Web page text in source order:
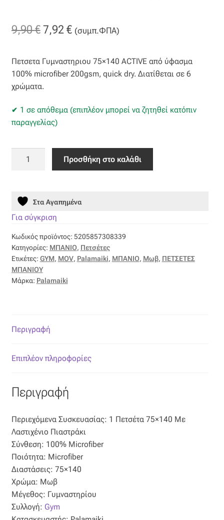
Βελουτέ
Βουάλ
Γάζα
Γκρο
Δίχτυ
Ζακάρ
Καραβόπανο
Λινό
Λονέτα
Μουσελίνα
Οργάντζα
Οργάντζα διπλή
Οργάντζα με κέντημα
Οργάντζα με ταφτά
9,90€Original
was:
7,92 €Η
τιμή
είναι:
(συμπ.ΦΠΑ)
Πετσετα Γυμναστηριου 75×140 ACTIVE από ύφασμα
100% microfiber 200gsm, quick dry. Διατίθεται σε 6
χρώματα.
1 σε απόθεμα (επιπλέον μπορεί να ζητηθεί κατόπιν
παραγγελίας)
Πετσετα
MOV
ποσότητα
Προσθήκη στο καλάθι
Στα Αγαπημένα
Για σύγκριση
Κωδικός προϊόντος: 5205857308339
Κατηγορίες: ΜΠΑΝΙΟ, Πετσέτες
Ετικέτες: GYM, MOV, Palamaiki, ΜΠΑΝΙΟ, Μωβ, ΠΕΤΣΕΤΕΣ
ΜΠΑΝΙΟΥ
Μάρκα: Palamaiki
Περιγραφή
Επιπλέον πληροφορίες
Περιγραφή
Περιεχόμενα Συσκευασίας: 1 Πετσέτα 75×140 Με
Λαστιχένιο Πιαστράκι
Σύνθεση: 100% Microfiber
Ποιότητα: Microfiber
Διαστάσεις: 75×140
Χρώμα: Μωβ
Μέγεθος: Γυμναστηρίου
Συλλογή: Gym